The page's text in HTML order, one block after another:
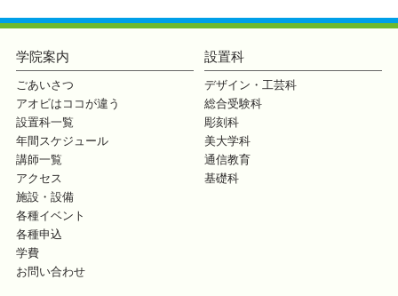
学院案内
ごあいさつ
アオビはココが違う
設置科一覧
年間スケジュール
講師一覧
アクセス
施設・設備
各種イベント
各種申込
学費
お問い合わせ
設置科
デザイン・工芸科
総合受験科
彫刻科
美大学科
通信教育
基礎科